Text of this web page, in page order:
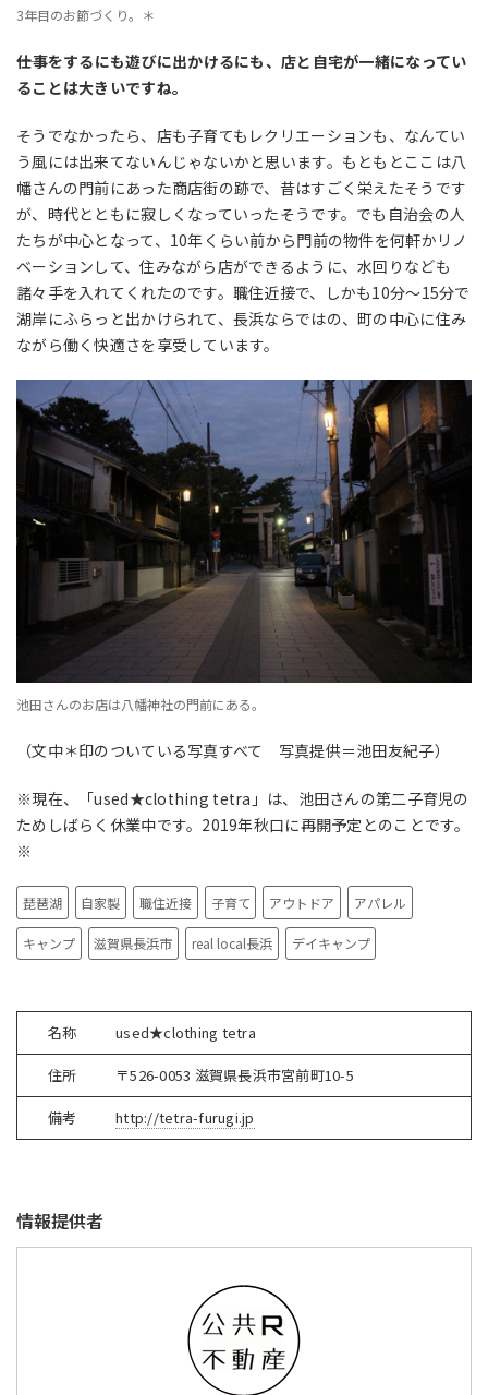
3年目のお節づくり。＊
――仕事をするにも遊びに出かけるにも、店と自宅が一緒になってい
ることは大きいですね。
そうでなかったら、店も子育てもレクリエーションも、なんてい
う風には出来てないんじゃないかと思います。もともとここは八
幡さんの門前にあった商店街の跡で、昔はすごく栄えたそうです
が、時代とともに寂しくなっていったそうです。でも自治会の人
たちが中心となって、10年くらい前から門前の物件を何軒かリノ
ベーションして、住みながら店ができるように、水回りなども
諸々手を入れてくれたのです。職住近接で、しかも10分〜15分で
湖岸にふらっと出かけられて、長浜ならではの、町の中心に住み
ながら働く快適さを享受しています。
池田さんのお店は八幡神社の門前にある。
（文中＊印のついている写真すべて 写真提供＝池田友紀子）
※現在、「used★clothing tetra」は、池田さんの第二子育児の
ためしばらく休業中です。2019年秋口に再開予定とのことです。
※
琵琶湖 自家製 職住近接 子育て アウトドア アパレル
キャンプ 滋賀県長浜市 real local長浜 デイキャンプ
名称 used★clothing tetra
住所 〒526-0053 滋賀県長浜市宮前町10-5
備考 http://tetra-furugi.jp
情報提供者